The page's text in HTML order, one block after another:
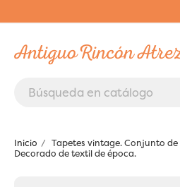
Inicio
Tapetes vintage. Conjunto
Decorado de textil de época.